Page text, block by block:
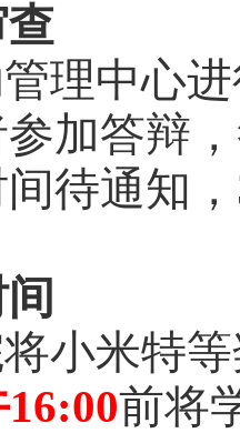
查
理中心
加答辩
间待通知，
小米特
16:00前将